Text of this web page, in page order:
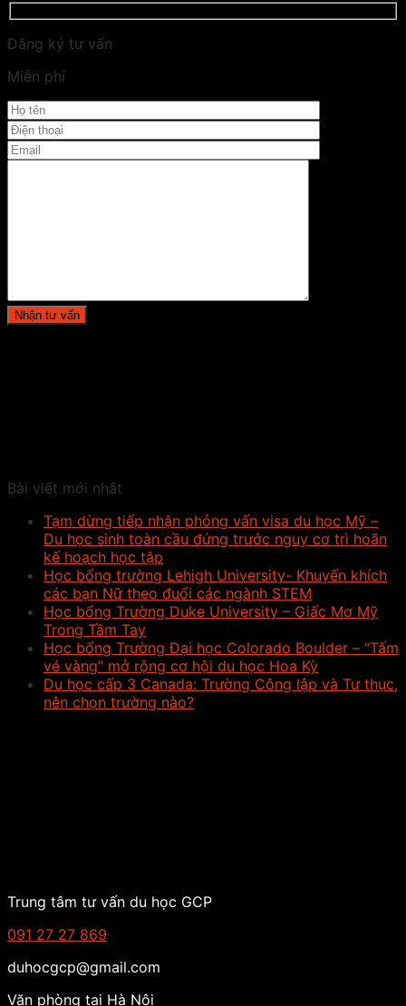
Đăng ký tư vấn
Miễn phí
Bài viết mới nhât
Tạm dừng tiếp nhận phỏng vấn visa du học Mỹ –
Du học sinh toàn cầu đứng trước nguy cơ trì hoãn
kế hoạch học tập
Học bổng trường Lehigh University- Khuyến khích
các bạn Nữ theo đuổi các ngành STEM
Học bổng Trường Duke University – Giấc Mơ Mỹ
Trong Tầm Tay
Học bổng Trường Đại học Colorado Boulder – “Tấm
vé vàng” mở rộng cơ hội du học Hoa Kỳ
Du học cấp 3 Canada: Trường Công lập và Tư thục,
nên chọn trường nào?
Trung tâm tư vấn du học GCP
091 27 27 869
duhocgcp@gmail.com
Văn phòng tại Hà Nội